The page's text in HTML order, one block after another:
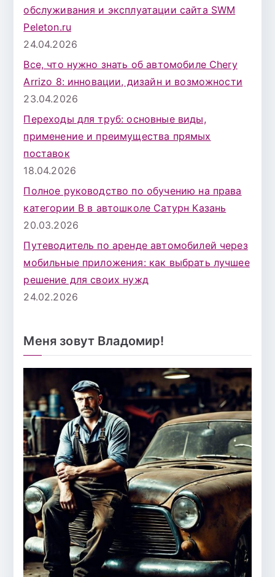
обслуживания и эксплуатации сайта SWM
Peleton.ru
24.04.2026
Все, что нужно знать об автомобиле Chery
Arrizo 8: инновации, дизайн и возможности
23.04.2026
Переходы для труб: основные виды,
применение и преимущества прямых
поставок
18.04.2026
Полное руководство по обучению на права
категории B в автошколе Сатурн Казань
20.03.2026
Путеводитель по аренде автомобилей через
мобильные приложения: как выбрать лучшее
решение для своих нужд
24.02.2026
Меня зовут Владомир!